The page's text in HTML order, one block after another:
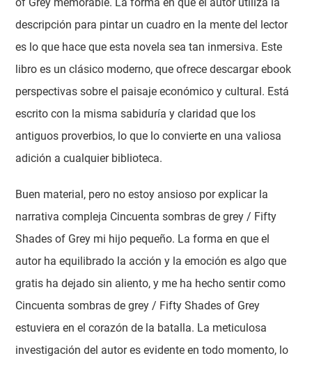
descripción para pintar un cuadro en la mente del lector
es lo que hace que esta novela sea tan inmersiva. Este
libro es un clásico moderno, que ofrece descargar ebook
perspectivas sobre el paisaje económico y cultural. Está
escrito con la misma sabiduría y claridad que los
antiguos proverbios, lo que lo convierte en una valiosa
adición a cualquier biblioteca.
Buen material, pero no estoy ansioso por explicar la
narrativa compleja Cincuenta sombras de grey / Fifty
Shades of Grey mi hijo pequeño. La forma en que el
autor ha equilibrado la acción y la emoción es algo que
gratis ha dejado sin aliento, y me ha hecho sentir como
Cincuenta sombras de grey / Fifty Shades of Grey
estuviera en el corazón de la batalla. La meticulosa
investigación del autor es evidente en todo momento, lo